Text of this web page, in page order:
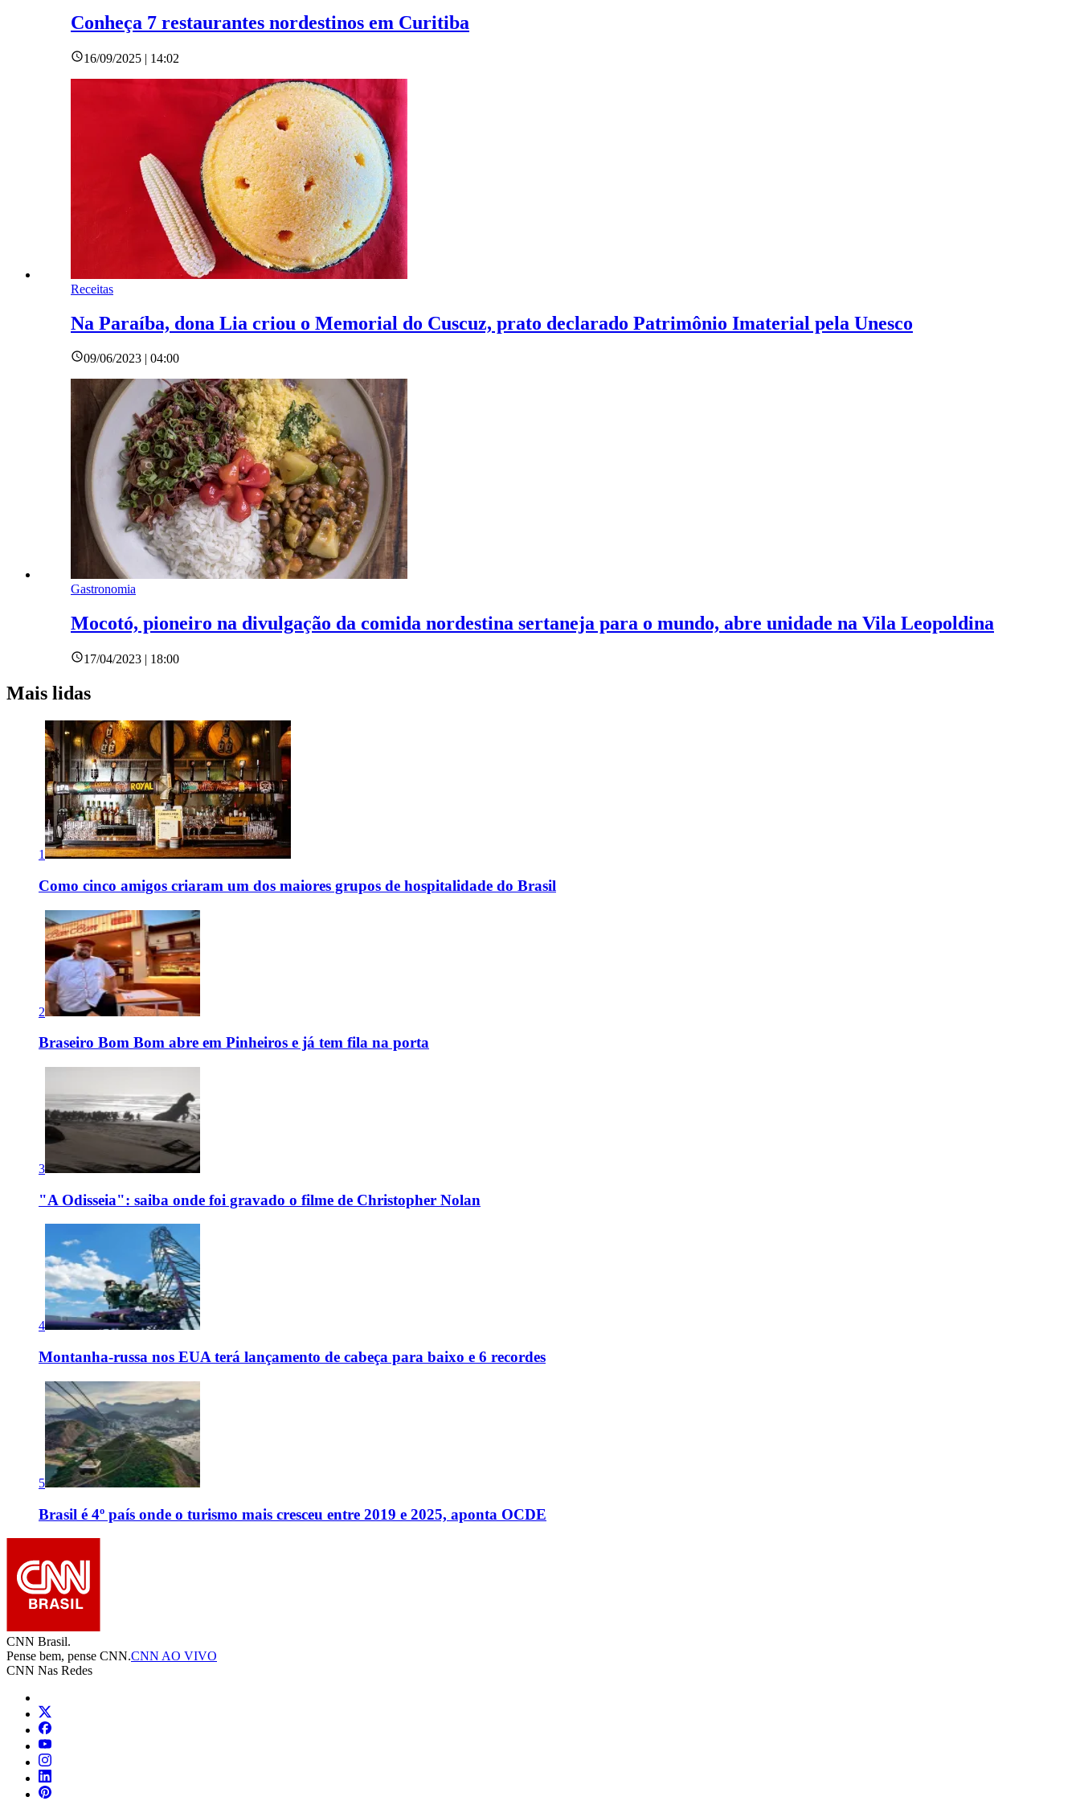
Conheça 7 restaurantes nordestinos em Curitiba
16/09/2025 | 14:02
Receitas
Na Paraíba, dona Lia criou o Memorial do Cuscuz, prato declarado Patrimônio Imaterial pela Unesco
09/06/2023 | 04:00
Gastronomia
Mocotó, pioneiro na divulgação da comida nordestina sertaneja para o mundo, abre unidade na Vila Leopoldina
17/04/2023 | 18:00
Mais lidas
1
Como cinco amigos criaram um dos maiores grupos de hospitalidade do Brasil
2
Braseiro Bom Bom abre em Pinheiros e já tem fila na porta
3
"A Odisseia": saiba onde foi gravado o filme de Christopher Nolan
4
Montanha-russa nos EUA terá lançamento de cabeça para baixo e 6 recordes
5
Brasil é 4º país onde o turismo mais cresceu entre 2019 e 2025, aponta OCDE
CNN Brasil.
Pense bem, pense CNN.CNN AO VIVO
CNN Nas Redes